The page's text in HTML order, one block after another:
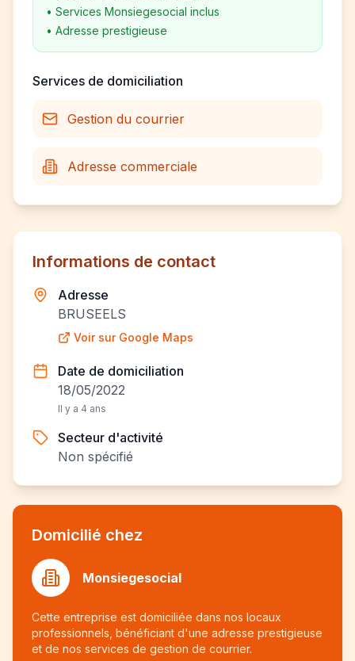
• Services Monsiegesocial inclus
• Adresse prestigieuse
Services de domiciliation
Gestion du courrier
Adresse commerciale
Informations de contact
Adresse
BRUSEELS
Voir sur Google Maps
Date de domiciliation
18/05/2022
Il y a 4 ans
Secteur d'activité
Non spécifié
Domicilié chez
Monsiegesocial
Cette entreprise est domiciliée dans nos locaux
professionnels, bénéficiant d'une adresse prestigieuse
et de nos services de gestion de courrier.